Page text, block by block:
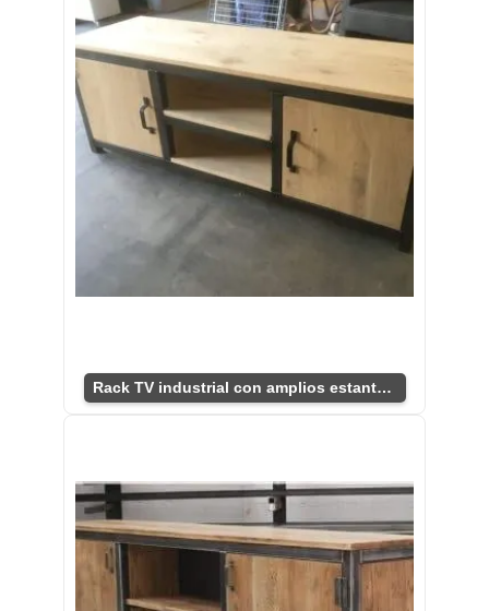
Rack TV industrial con amplios estantes y puertas